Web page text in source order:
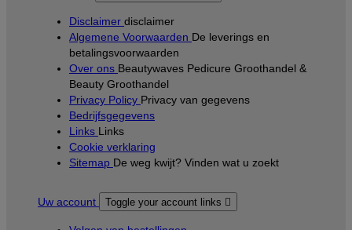
Disclaimer disclaimer
Algemene Voorwaarden De leverings en
betalingsvoorwaarden
Over ons Beautywaves Pedicure Groothandel &
Beauty Groothandel
Privacy Policy Privacy van gegevens
Bedrijfsgegevens
Links Links
Cookie verklaring
Sitemap De weg kwijt? Vinden wat u zoekt
Uw account Toggle your account links 